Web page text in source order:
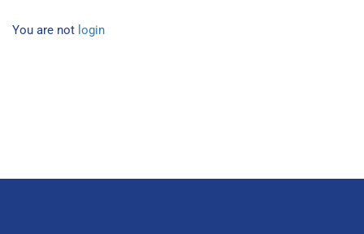
You are not login